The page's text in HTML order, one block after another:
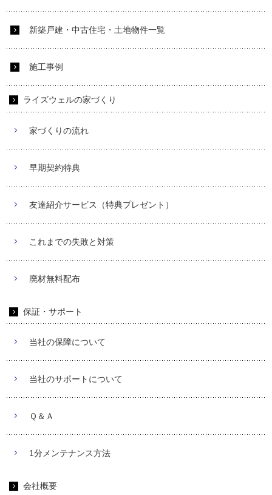
新築戸建・中古住宅・土地物件一覧
施工事例
ライズウェルの家づくり
家づくりの流れ
早期契約特典
友達紹介サービス（特典プレゼント）
これまでの失敗と対策
廃材無料配布
保証・サポート
当社の保障について
当社のサポートについて
Ｑ＆Ａ
1分メンテナンス方法
会社概要